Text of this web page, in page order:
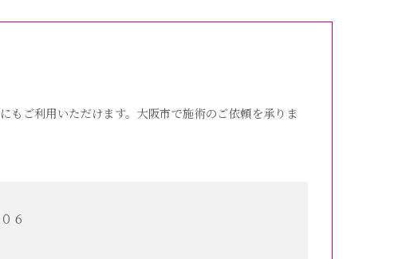
もご利用いただけます。大阪市で施術のご依頼を承りま
６